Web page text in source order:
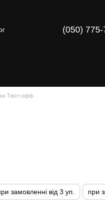
(050)
Твіст-офф
замовленні від 3 уп. при